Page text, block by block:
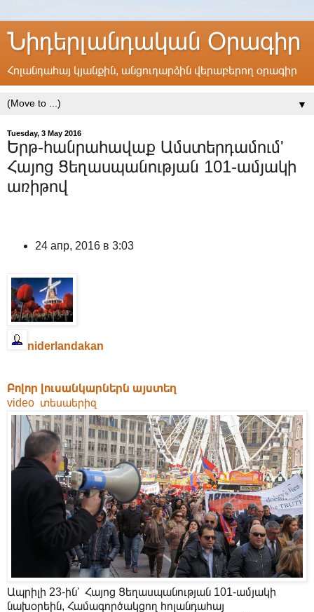
Նիդերլանդական Օրագիր
Հոլանդահայ կյանքին, անցուդարձին վերաբերող օրագիր
▼
Tuesday, 3 May 2016
Երթ-հանրահավաք Ամստերդամում'
Հայոց Ցեղասպանության 101-ամյակի
առիթով
24 апр, 2016 в 3:03
niderlandakan
Բոլոր լուսանկարներն այստեղ
video տեսաերիզ
Ապրիլի 23-ին' Հայոց Ցեղասպանության 101-ամյակի
նախօրեին, Համագործակցող հոլանդահայ